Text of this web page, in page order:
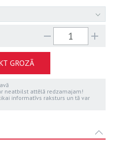
GROZĀ
neatbilst attēlā redzamajam!
informatīvs raksturs un tā var